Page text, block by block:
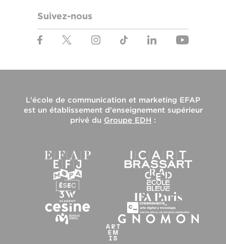
Suivez-nous
L'école de communication et marketing EFAP
est un établissement d'enseignement supérieur
privé du Groupe EDH :